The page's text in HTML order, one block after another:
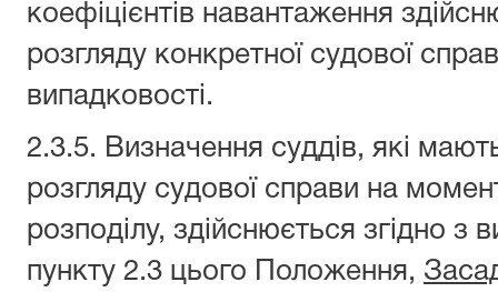
коефіцієнтів навантаження
розгляду конкретної судової
випадковості.
2.3.5. Визначення суддів, які
розгляду судової справи на
розподілу, здійснюється згідно з
пункту 2.3 цього Положення,